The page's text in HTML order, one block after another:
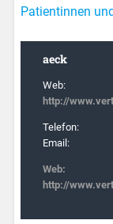
Patientinnen
aeck
Web:
http://
Telefon:
Email:
Web:
http://